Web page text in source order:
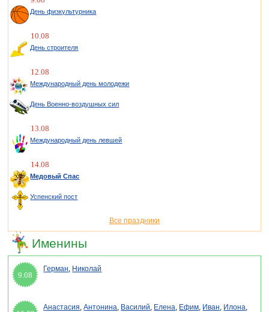
День физкультурника
10.08
День строителя
12.08
Международный день молодежи
День Военно-воздушных сил
13.08
Международный день левшей
14.08
Медовый Спас
Успенский пост
Все праздники
Именины
9.08
Герман, Николай
Анастасия,Антонина, Василий, Елена, Ефим, Иван, Илона,